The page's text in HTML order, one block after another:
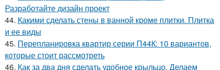
Разработайте дизайн проект
44. Какими сделать стены в ванной кроме плитки. Плитка
и ее виды
45. Перепланировка квартир серии П44К: 10 вариантов,
которые стоит рассмотреть
46. Как за два дня сделать удобное крыльцо. Делаем